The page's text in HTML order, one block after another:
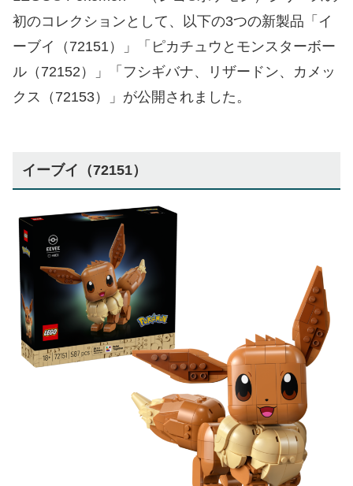
初のコレクションとして、以下の3つの新製品「イ
ーブイ（72151）」「ピカチュウとモンスターボー
ル（72152）」「フシギバナ、リザードン、カメッ
クス（72153）」が公開されました。
イーブイ（72151）